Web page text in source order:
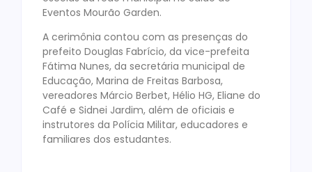
Eventos Mourão Garden.
A cerimônia contou com as presenças do
prefeito Douglas Fabrício, da vice-prefeita
Fátima Nunes, da secretária municipal de
Educação, Marina de Freitas Barbosa,
vereadores Márcio Berbet, Hélio HG, Eliane do
Café e Sidnei Jardim, além de oficiais e
instrutores da Polícia Militar, educadores e
familiares dos estudantes.